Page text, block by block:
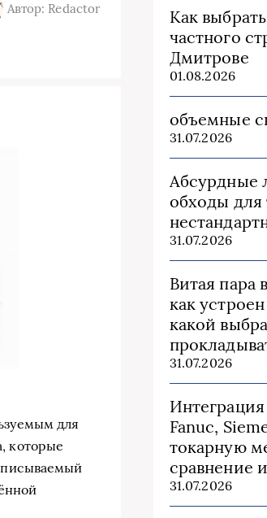
Автор: Redactor
для
которые
Как
частного
Дмитрове
01.08.2026
объемные
31.07.2026
Абсурдные
обходы для
31.07.2026
Витая пара
как
какой
31.07.2026
Fanuc,
токарную
сравнение
31.07.2026